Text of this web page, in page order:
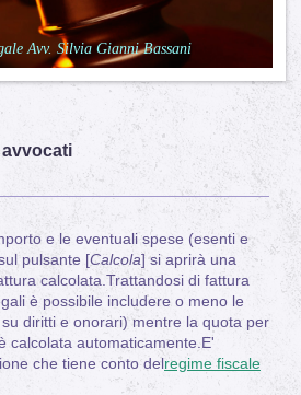
Avv. Silvia Gianni Bassani
avvocati
e le eventuali spese (esenti e
pulsante [Calcola] si aprirà una
calcolata.Trattandosi di fattura
è possibile includere o meno le
diritti e onorari) mentre la quota per
calcolata automaticamente.E'
che tiene conto delregime fiscale